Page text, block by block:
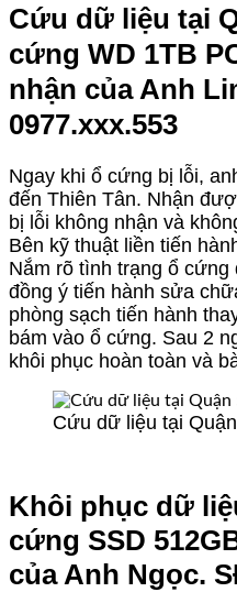
Cứu dữ liệu tại
cứng WD 1TB
nhận của Anh
0977.xxx.553
Ngay khi ổ cứng bị lỗi,
đến Thiên Tân. Nhận
bị lỗi không nhận và
Bên kỹ thuật liền tiến
Nắm rõ tình trạng ổ cứng
đồng ý tiến hành sửa
phòng sạch tiến hành
bám vào ổ cứng. Sau 2
khôi phục hoàn toàn và
Cứu dữ liệu tại
Khôi phục dữ
cứng SSD
của Anh Ngọc.